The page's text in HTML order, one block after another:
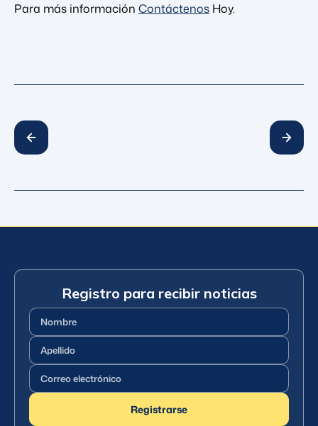
Para más información Contáctenos Hoy.
Registro para recibir noticias
Nombre
Apellido
Correo
electrónico(Requerido)
Registrarse